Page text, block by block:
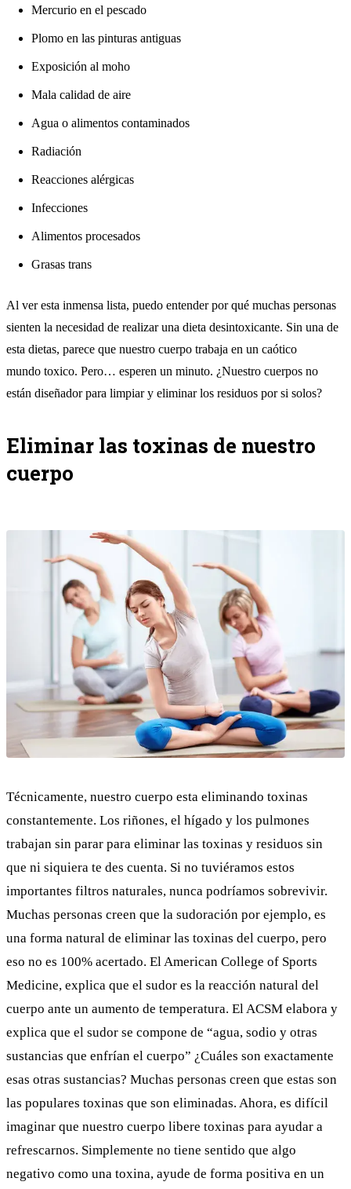
Mercurio en el pescado
Plomo en las pinturas antiguas
Exposición al moho
Mala calidad de aire
Agua o alimentos contaminados
Radiación
Reacciones alérgicas
Infecciones
Alimentos procesados
Grasas trans
Al ver esta inmensa lista, puedo entender por qué muchas personas
sienten la necesidad de realizar una dieta desintoxicante. Sin una de
esta dietas, parece que nuestro cuerpo trabaja en un caótico
mundo toxico. Pero… esperen un minuto. ¿Nuestro cuerpos no
están diseñador para limpiar y eliminar los residuos por si solos?
Eliminar las toxinas de nuestro
cuerpo
Técnicamente, nuestro cuerpo esta eliminando toxinas
constantemente. Los riñones, el hígado y los pulmones
trabajan sin parar para eliminar las toxinas y residuos sin
que ni siquiera te des cuenta. Si no tuviéramos estos
importantes filtros naturales, nunca podríamos sobrevivir.
Muchas personas creen que la sudoración por ejemplo, es
una forma natural de eliminar las toxinas del cuerpo, pero
eso no es 100% acertado. El American College of Sports
Medicine, explica que el sudor es la reacción natural del
cuerpo ante un aumento de temperatura. El ACSM elabora y
explica que el sudor se compone de “agua, sodio y otras
sustancias que enfrían el cuerpo” ¿Cuáles son exactamente
esas otras sustancias? Muchas personas creen que estas son
las populares toxinas que son eliminadas. Ahora, es difícil
imaginar que nuestro cuerpo libere toxinas para ayudar a
refrescarnos. Simplemente no tiene sentido que algo
negativo como una toxina, ayude de forma positiva en un